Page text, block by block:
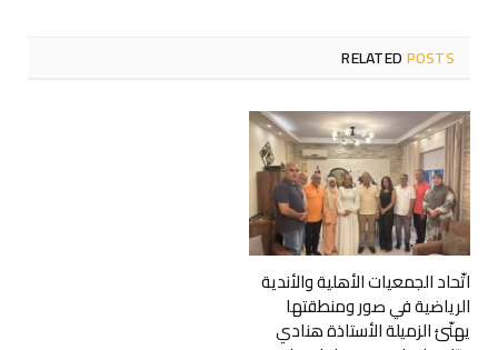
RELATEDPOSTS
اتّحاد الجمعيات الأهلية والأندية
الرياضية في صور ومنطقتها
يهنّئ الزميلة الأستاذة هنادي